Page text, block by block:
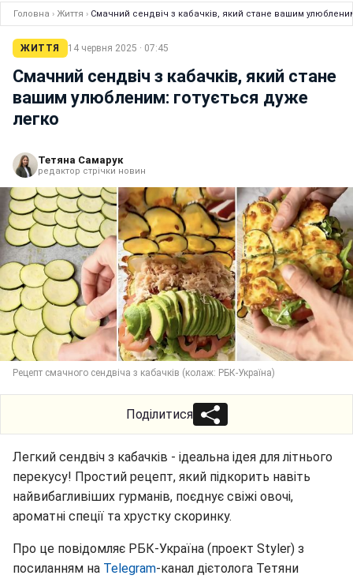
Головна › Життя › Смачний сендвіч з кабачків, який стане вашим
ЖИТТЯ 14 червня 2025 · 07:45
Смачний сендвіч з кабачків, який стане
вашим улюбленим: готується дуже
легко
Тетяна Самарук
редактор стрічки новин
Рецепт смачного сендвіча з кабачків (колаж: РБК-Україна)
Поділитися
Легкий сендвіч з кабачків - ідеальна ідея для літнього
перекусу! Простий рецепт, який підкорить навіть
найвибагливіших гурманів, поєднує свіжі овочі,
ароматні спеції та хрустку скоринку.
Про це повідомляє РБК-Україна (проект Styler) з
посиланням на Telegram-канал дієтолога Тетяни